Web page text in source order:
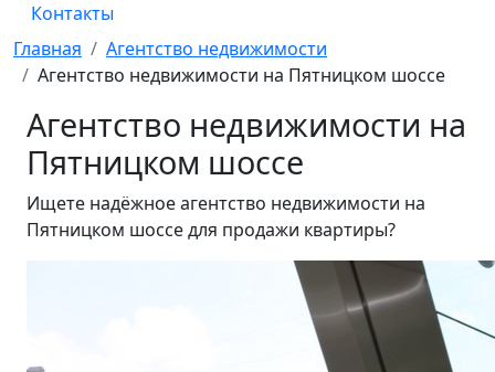
Контакты
Главная
Агентство недвижимости
Агентство недвижимости на Пятницком шоссе
Агентство недвижимости на
Пятницком шоссе
Ищете надёжное агентство недвижимости на
Пятницком шоссе для продажи квартиры?